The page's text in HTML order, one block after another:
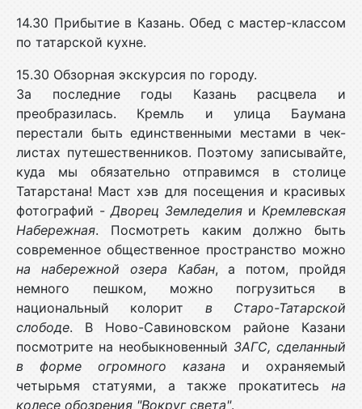
14.30 Прибытие в Казань. Обед с мастер-классом
по татарской кухне.
15.30 Обзорная экскурсия по городу.
За последние годы Казань расцвела и
преобразилась. Кремль и улица Баумана
перестали быть единственными местами в чек-
листах путешественников. Поэтому записывайте,
куда мы обязательно отправимся в столице
Татарстана! Маст хэв для посещения и красивых
фотографий -Дворец Земледелия и Кремлевская
Набережная. Посмотреть каким должно быть
современное общественное пространство можно
на набережной озера Кабан, а потом, пройдя
немного пешком, можно погрузиться в
национальный колорит в Старо-Татарской
слободе. В Ново-Савиновском районе Казани
посмотрите на необыкновенный ЗАГС, сделанный
в форме огромного казана и охраняемый
четырьмя статуями, а также прокатитесь на
колесе обозрения "Вокруг света".